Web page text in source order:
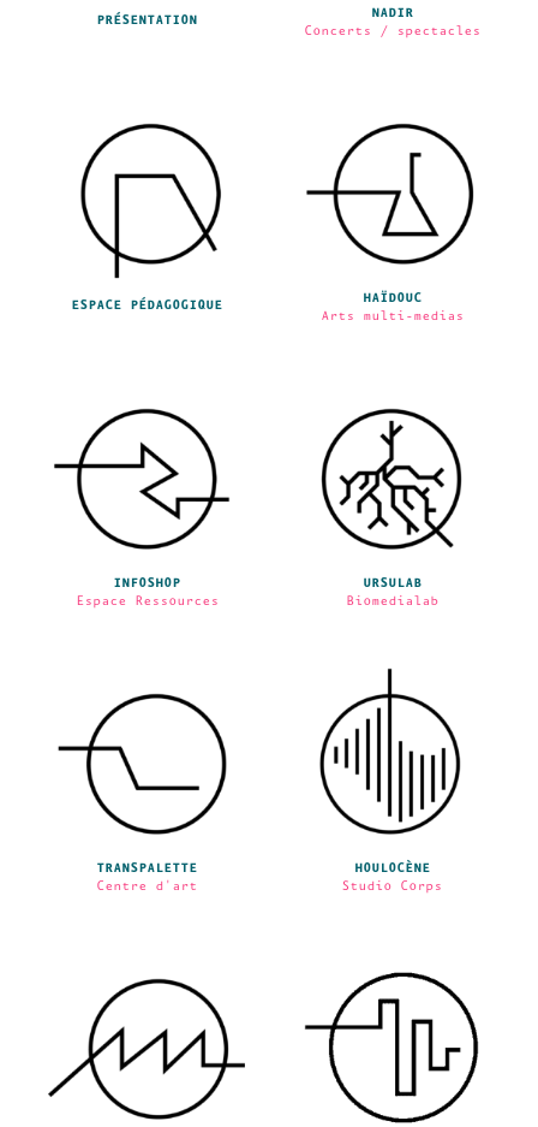
PRÉSENTATION
NADIR
Concerts / spectacles
ESPACE PÉDAGOGIQUE
HAÏDOUC
Arts multi-medias
INFOSHOP
Espace Ressources
URSULAB
Biomedialab
TRANSPALETTE
Centre d'art
HOULOCÈNE
Studio Corps